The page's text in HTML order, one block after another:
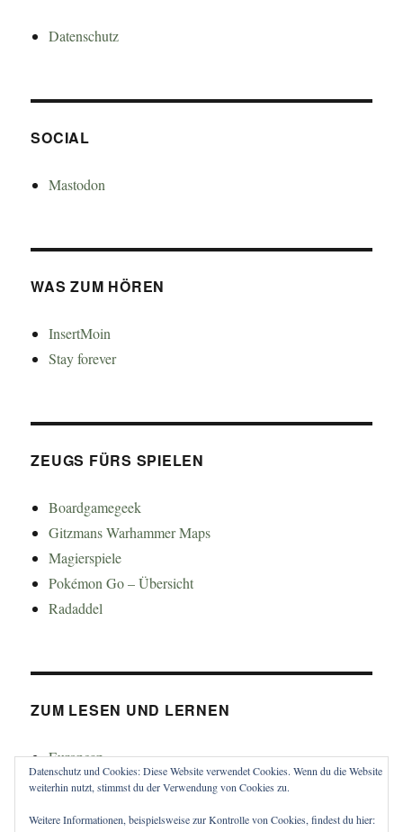
Datenschutz
SOCIAL
Mastodon
WAS ZUM HÖREN
InsertMoin
Stay forever
ZEUGS FÜRS SPIELEN
Boardgamegeek
Gitzmans Warhammer Maps
Magierspiele
Pokémon Go – Übersicht
Radaddel
ZUM LESEN UND LERNEN
Euroncap
Tong
Datenschutz und Cookies: Diese Website verwendet Cookies. Wenn du die Website
weiterhin nutzt, stimmst du der Verwendung von Cookies zu.
Weitere Informationen, beispielsweise zur Kontrolle von Cookies, findest du hier: